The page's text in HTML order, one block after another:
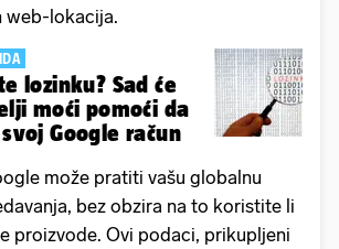
web-lokacija.
lozinku? Sad će
moći pomoći da
Google račun
može pratiti vašu globalnu
bez obzira na to koristite li
proizvode. Ovi podaci, prikupljeni